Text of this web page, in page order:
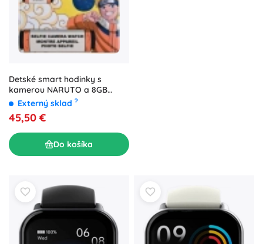
Detské smart hodinky s
kamerou NARUTO a 8GB
kartou
Externý sklad ?
45,50 €
Do košíka